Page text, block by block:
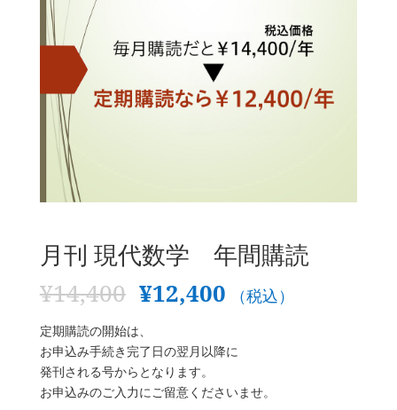
月刊 現代数学 年間購読
¥14,400 ¥12,400 （税込）
定期購読の開始は、
お申込み手続き完了日の翌月以降に
発刊される号からとなります。
お申込みのご入力にご留意くださいませ。